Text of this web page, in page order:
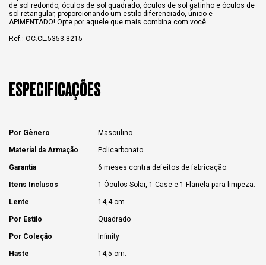
de sol redondo, óculos de sol quadrado, óculos de sol gatinho e óculos de
sol retangular, proporcionando um estilo diferenciado, único e
APIMENTADO! Opte por aquele que mais combina com você.
Ref.: OC.CL.5353.8215
ESPECIFICAÇÕES
Por Gênero Masculino
Material da Armação Policarbonato
Garantia 6 meses contra defeitos de fabricação.
Itens Inclusos 1 Óculos Solar, 1 Case e 1 Flanela para limpeza.
Lente 14,4 cm.
Por Estilo Quadrado
Por Coleção Infinity
Haste 14,5 cm.